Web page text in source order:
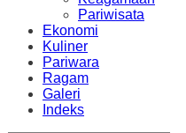
Pariwisata
Ekonomi
Kuliner
Pariwara
Ragam
Galeri
Indeks